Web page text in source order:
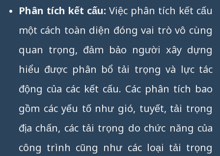
Phân tích kết cấu: Việc phân tích kết cấu
một cách toàn diện đóng vai trò vô cùng
quan trọng, đảm bảo người xây dựng
hiểu được phân bổ tải trọng và lực tác
động của các kết cấu. Các phân tích bao
gồm các yếu tố như gió, tuyết, tải trọng
địa chấn, các tải trọng do chức năng của
công trình cũng như các loại tải trọng